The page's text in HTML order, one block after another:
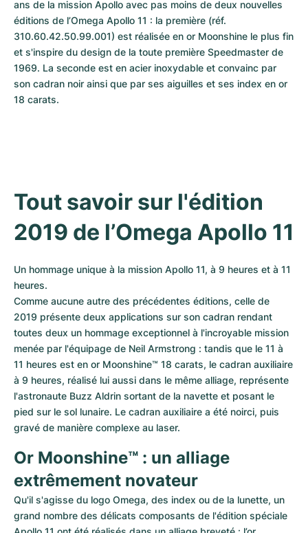
ans de la mission Apollo avec pas moins de deux nouvelles
éditions de l’Omega Apollo 11 : la première (réf.
310.60.42.50.99.001) est réalisée en or Moonshine le plus fin
et s'inspire du design de la toute première Speedmaster de
1969. La seconde est en acier inoxydable et convainc par
son cadran noir ainsi que par ses aiguilles et ses index en or
18 carats.
Tout savoir sur l'édition
2019 de l’Omega Apollo 11
Un hommage unique à la mission Apollo 11, à 9 heures et à 11
heures.
Comme aucune autre des précédentes éditions, celle de
2019 présente deux applications sur son cadran rendant
toutes deux un hommage exceptionnel à l'incroyable mission
menée par l'équipage de Neil Armstrong : tandis que le 11 à
11 heures est en or Moonshine™ 18 carats, le cadran auxiliaire
à 9 heures, réalisé lui aussi dans le même alliage, représente
l'astronaute Buzz Aldrin sortant de la navette et posant le
pied sur le sol lunaire. Le cadran auxiliaire a été noirci, puis
gravé de manière complexe au laser.
Or Moonshine™ : un alliage
extrêmement novateur
Qu'il s'agisse du logo Omega, des index ou de la lunette, un
grand nombre des délicats composants de l'édition spéciale